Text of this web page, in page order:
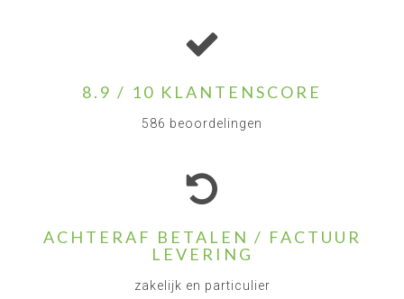
8.9 / 10 KLANTENSCORE
586 beoordelingen
ACHTERAF BETALEN / FACTUUR
LEVERING
zakelijk en particulier